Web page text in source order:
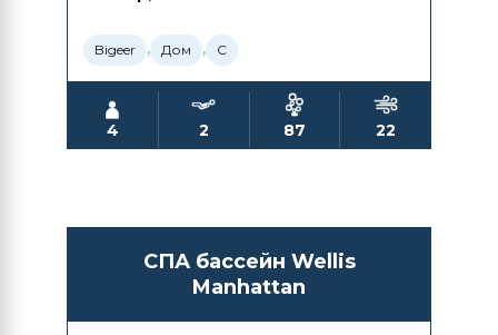
Bigeer , Дом , С
4 2 87 22
СПА бассейн Wellis
Manhattan